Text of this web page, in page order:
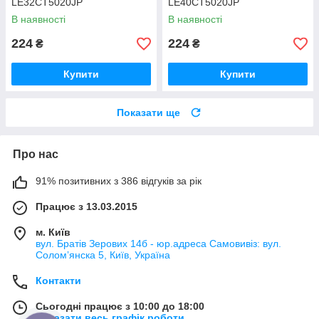
LE32CT5020JP
В наявності
224 ₴
Купити
LE40CT5020JP
В наявності
224 ₴
Купити
Показати ще
Про нас
91% позитивних з 386 відгуків за рік
Працює з 13.03.2015
м. Київ
вул. Братів Зерових 14б - юр.адреса Самовивіз: вул.
Соломʼянска 5, Київ, Україна
Контакти
Сьогодні працює з 10:00 до 18:00